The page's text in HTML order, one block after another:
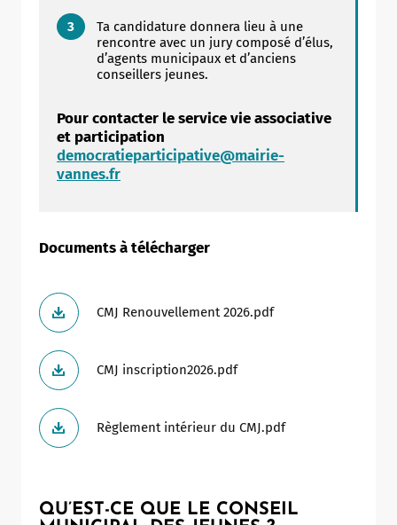
Ta candidature donnera lieu à une
rencontre avec un jury composé d’élus,
d’agents municipaux et d’anciens
conseillers jeunes.
Pour contacter le service vie associative
et participation
democratieparticipative@mairie-
vannes.fr
Documents à télécharger
CMJ Renouvellement 2026.pdf
CMJ inscription2026.pdf
Règlement intérieur du CMJ.pdf
QU’EST-CE QUE LE CONSEIL